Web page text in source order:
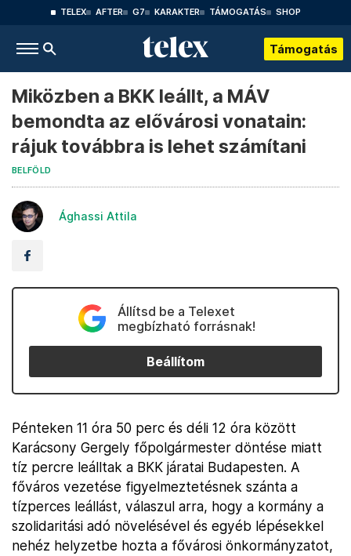
TELEX AFTER G7 KARAKTER TÁMOGATÁS SHOP
Támogatás
Miközben a BKK leállt, a MÁV
bemondta az elővárosi vonatain:
rájuk továbbra is lehet számítani
BELFÖLD
Ághassi Attila
Állítsd be a Telexet
megbízható forrásnak!
Beállítom
Pénteken 11 óra 50 perc és déli 12 óra között
Karácsony Gergely főpolgármester döntése miatt
tíz percre leálltak a BKK járatai Budapesten. A
főváros vezetése figyelmeztetésnek szánta a
tízperces leállást, válaszul arra, hogy a kormány a
szolidaritási adó növelésével és egyéb lépésekkel
nehéz helyzetbe hozta a fővárosi önkormányzatot,